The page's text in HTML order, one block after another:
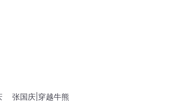
张国庆|穿越牛熊